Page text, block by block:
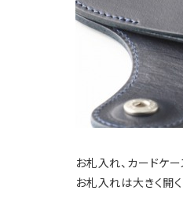
お札入れ、カードケ
お札入れは大きく開